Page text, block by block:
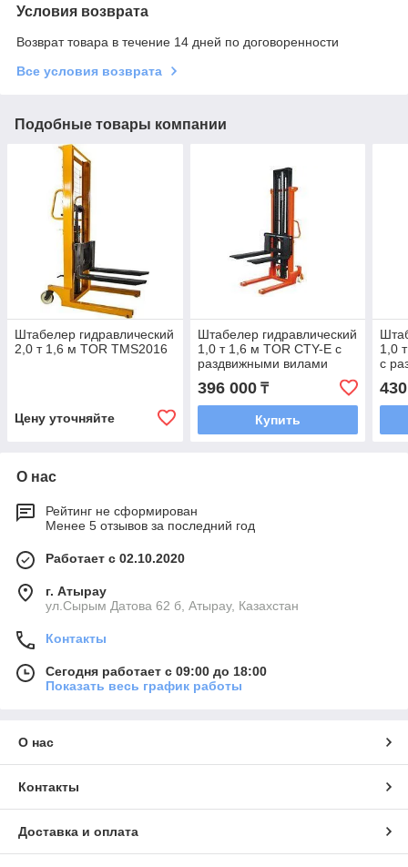
Условия возврата
Возврат товара в течение 14 дней по договоренности
Все условия возврата
Подобные товары компании
Штабелер гидравлический
2,0 т 1,6 м TOR TMS2016
Цену уточняйте
Штабелер гидравлический
1,0 т 1,6 м TOR CTY-E с
раздвижными вилами
396 000₸
Купить
1,0
с
О нас
Рейтинг не сформирован
Менее 5 отзывов за последний год
Работает с 02.10.2020
г. Атырау
ул.Сырым Датова 62 б, Атырау, Казахстан
Контакты
Сегодня работает с 09:00 до 18:00
Показать весь график работы
О нас
Контакты
Доставка и оплата